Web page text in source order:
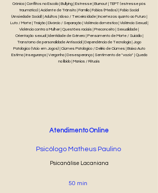
Crônica | Conflitos na Escola | Bullying | Estresse | Burnout | TEPT (estresse pós
traumático) | Acidente de Trânsito | Família | Fobias (Medos) | Fobia Social
(Ansiedade Social) | Adultos | Idoso / Terceira idade | Incertezas quanto ao Futuro |
Luto / Morte | Traição | Divórcio / Separação | Violência doméstica | Violência Sexual |
Violência contra a Mulher | Questões raciais | Preconceito | Sexualidade |
Orientação sexual | Identidade de Gênero | Pensamento de Morte / Suicídio |
Transtorno de personalidade Antisocial | Dependência de Tecnologia | Jogo
Patológico (Vício em Jogos) | Ciúmes Patológico / Delírio de Ciúmes | Baixa Auto
Estima | Insegurança | Vergonha | Desesperança | Sentimento de "vazio" | Queda
na libido | Manias / Rituais
Atendimento Online
Psicólogo Matheus Paulino
Psicanálise Lacaniana
50 min